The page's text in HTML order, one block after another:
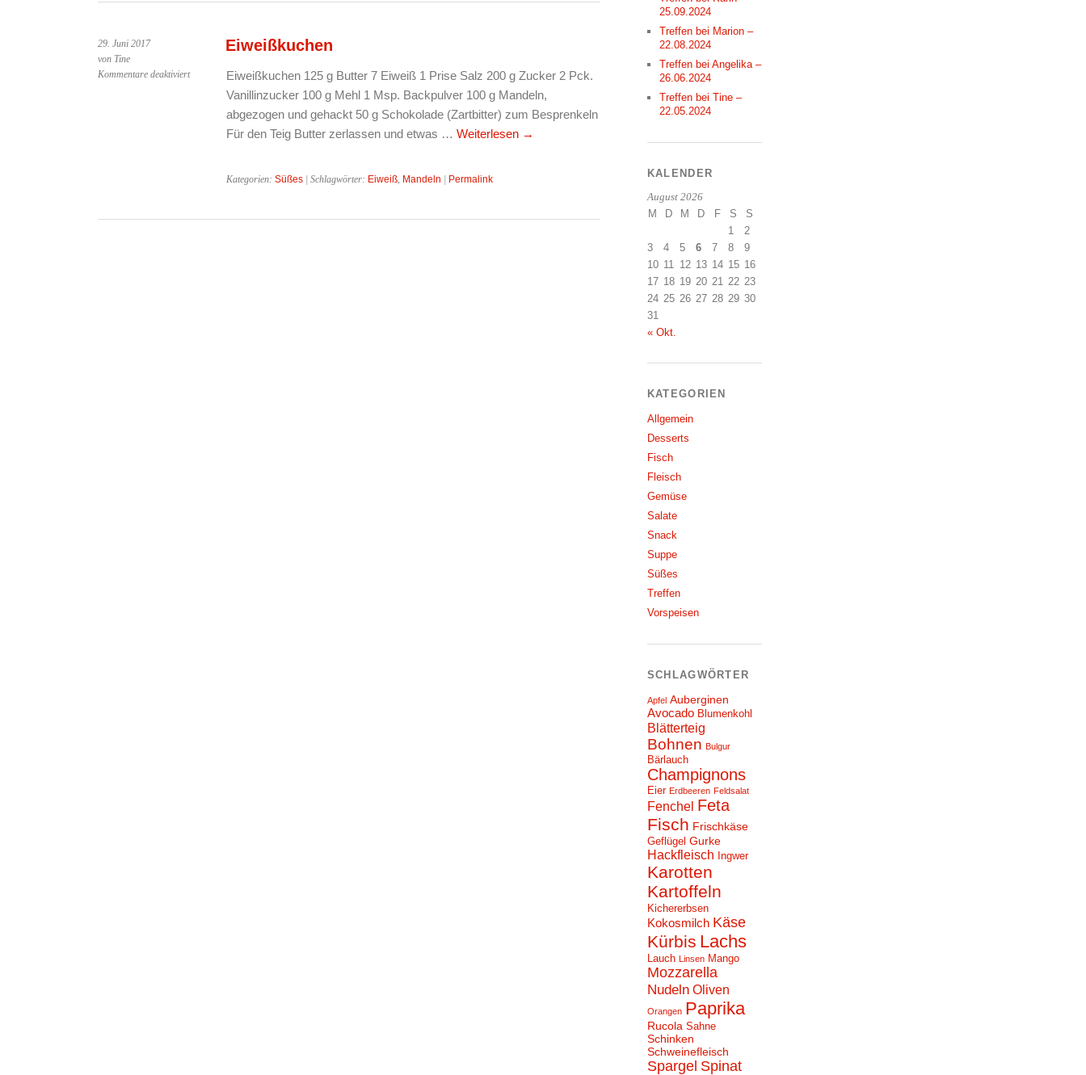
29. Juni 2017
von Tine
Kommentare deaktiviertfür
Eiweißkuchen
Eiweißkuchen
Eiweißkuchen 125 g Butter 7 Eiweiß 1 Prise Salz 200 g Zucker 2 Pck.
Vanillinzucker 100 g Mehl 1 Msp. Backpulver 100 g Mandeln,
abgezogen und gehackt 50 g Schokolade (Zartbitter) zum Besprenkeln
Für den Teig Butter zerlassen und etwas … Weiterlesen →
Kategorien: Süßes| Schlagwörter: Eiweiß, Mandeln Permalink
25.09.2024
Treffen bei Marion –
22.08.2024
Treffen bei Angelika –
26.06.2024
Treffen bei Tine –
22.05.2024
KALENDER
August 2026
M D M D F S
S
1
2
3
4 5 6 7 8
9
10 11 12 13 14 15 16
17 18 19 20 21 22 23
24 25 26 27 28 29 30
31
« Okt.
KATEGORIEN
Allgemein
Desserts
Fisch
Fleisch
Gemüse
Salate
Snack
Suppe
Süßes
Treffen
Vorspeisen
SCHLAGWÖRTER
Apfel Auberginen
Avocado Blumenkohl
Blätterteig
Bohnen Bulgur
Bärlauch
Champignons
Eier Erdbeeren Feldsalat
Fenchel Feta
Fisch Frischkäse
Geflügel Gurke
Hackfleisch Ingwer
Karotten
Kartoffeln
Kichererbsen
Kokosmilch Käse
Kürbis Lachs
Lauch Linsen Mango
Mozzarella
Nudeln Oliven
Orangen Paprika
Rucola Sahne
Schinken
Schweinefleisch
Spargel Spinat